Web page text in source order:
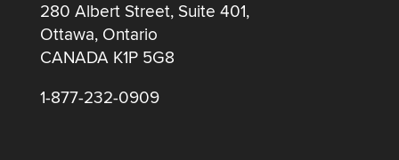
280 Albert Street, Suite 401,
Ottawa, Ontario
CANADA K1P 5G8
1-877-232-0909